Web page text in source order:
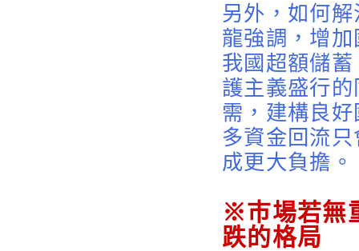
另外，如何
龍強調，增
我國超額儲
護主義盛行
需，建構良
多資金回流
成更大負擔。
※巿場若無
跌的格局